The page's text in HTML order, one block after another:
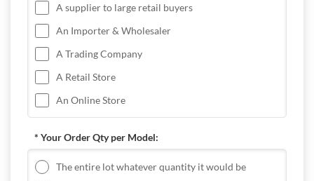
A supplier to large retail buyers
An Importer & Wholesaler
A Trading Company
A Retail Store
An Online Store
* Your Order Qty per Model:
The entire lot whatever quantity it would be